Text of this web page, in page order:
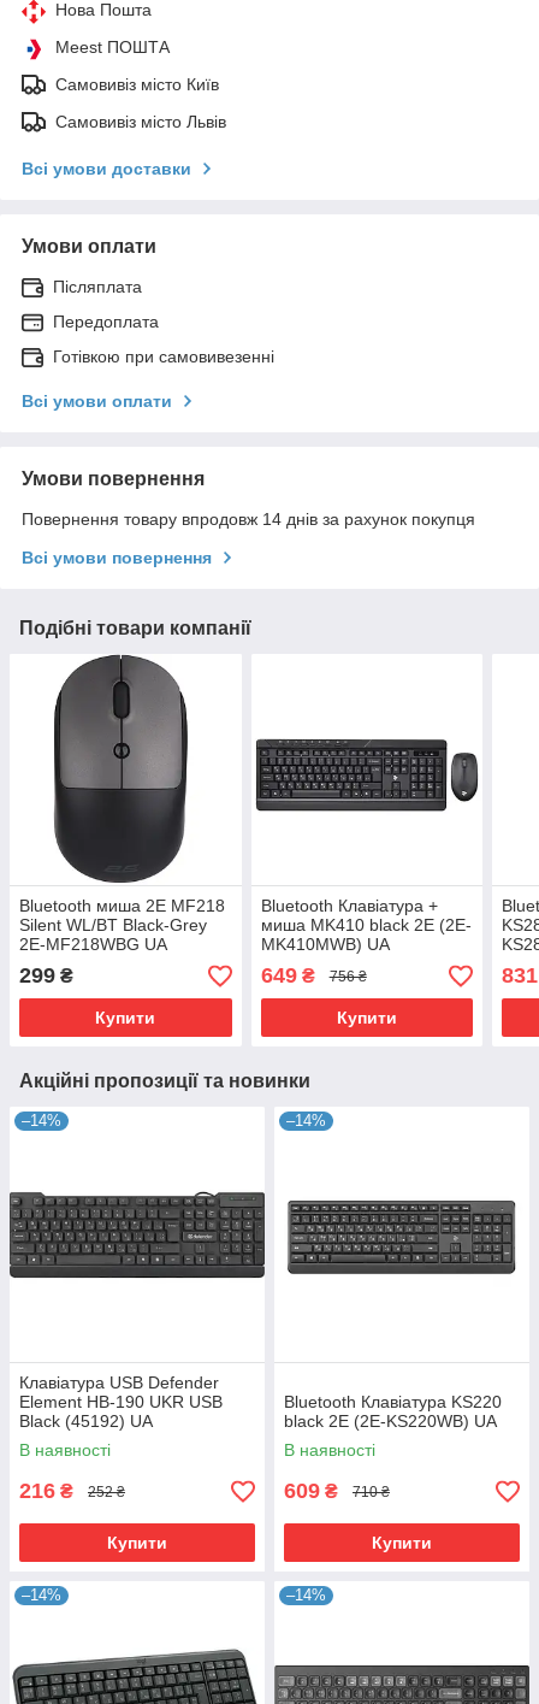
Нова Пошта
Meest ПОШТА
Самовивіз місто Київ
Самовивіз місто Львів
Всі умови доставки
Умови оплати
Післяплата
Передоплата
Готівкою при самовивезенні
Всі умови оплати
Умови повернення
Повернення товару впродовж 14 днів за рахунок покупця
Всі умови повернення
Подібні товари компанії
Bluetooth миша 2E MF218
Silent WL/BT Black-Grey
2E-MF218WBG UA
299 ₴
Купити
Bluetooth Клавіатура +
миша MK410 black 2E (2E-
MK410MWB) UA
649₴ 756 ₴
Купити
831
Акційні пропозиції та новинки
–14%
Клавіатура USB Defender
Element HB-190 UKR USB
Black (45192) UA
В наявності
216 ₴ 252 ₴
Купити
–14%
Bluetooth Клавіатура KS220
black 2E (2E-KS220WB) UA
В наявності
609 ₴ 710 ₴
Купити
–14% –14%